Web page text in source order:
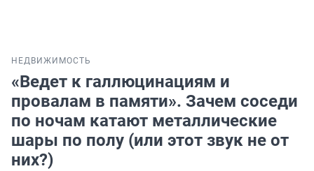
НЕДВИЖИМОСТЬ
«Ведет к галлюцинациям и
провалам в памяти». Зачем соседи
по ночам катают металлические
шары по полу (или этот звук не от
них?)